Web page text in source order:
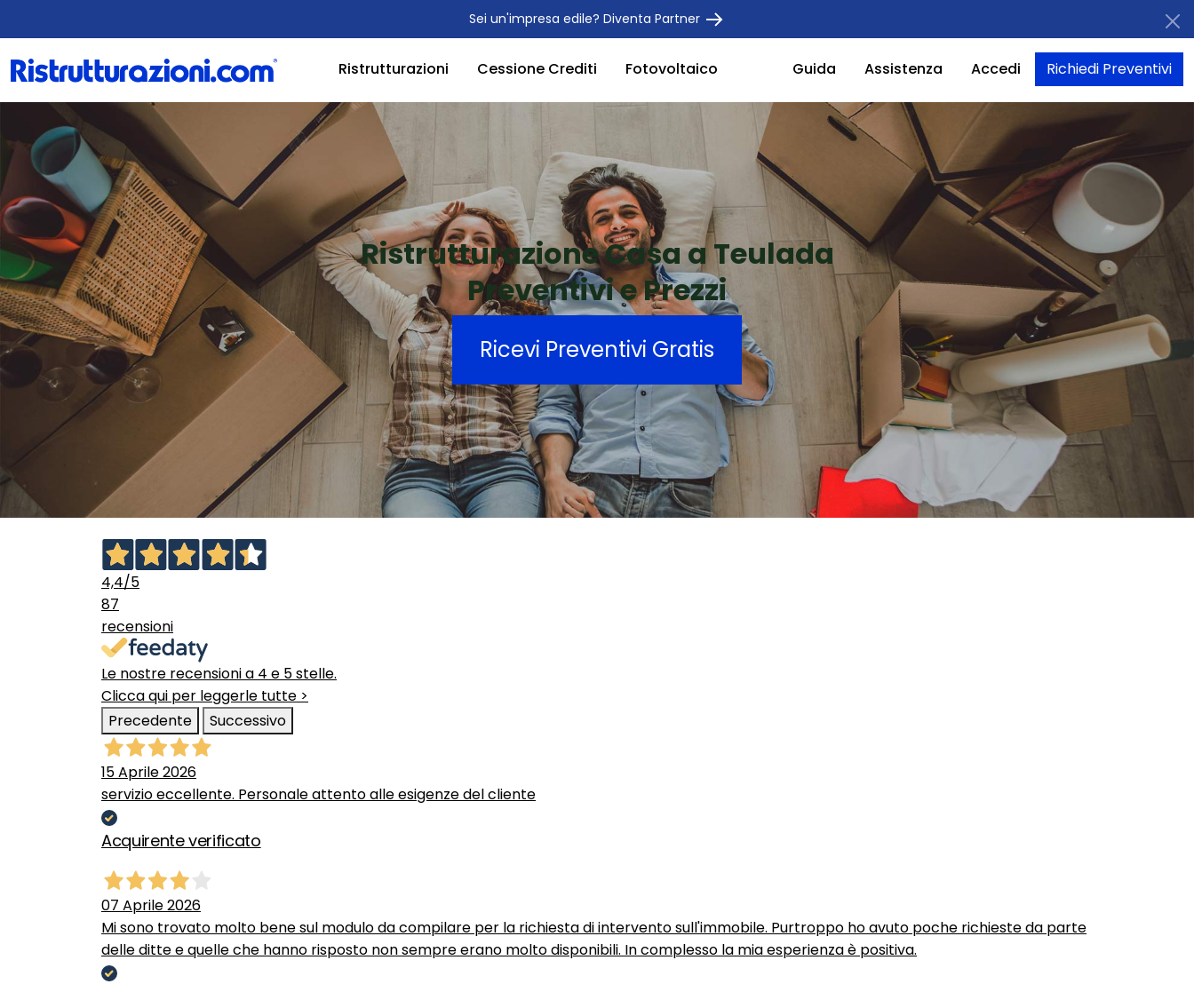
Sei un'impresa edile? Diventa Partner
Ristrutturazioni Cessione Crediti Fotovoltaico Guida Assistenza Accedi Richiedi Preventivi
Ristrutturazione Casa a Teulada
Preventivi e Prezzi
Ricevi Preventivi Gratis
4,4/5
87
recensioni
Le nostre recensioni a 4 e 5 stelle.
Clicca qui per leggerle tutte >
Precedente
Successivo
15 Aprile 2026
servizio eccellente. Personale attento alle esigenze del cliente
Acquirente verificato
07 Aprile 2026
Mi sono trovato molto bene sul modulo da compilare per la richiesta di intervento sull'immobile. Purtroppo ho avuto poche richieste da parte
delle ditte e quelle che hanno risposto non sempre erano molto disponibili. In complesso la mia esperienza è positiva.